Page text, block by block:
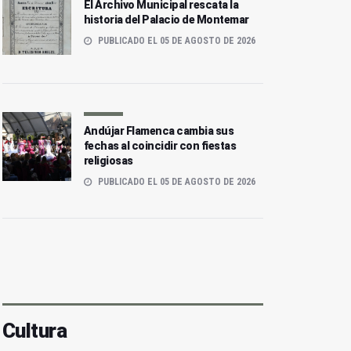
El Archivo Municipal rescata la
historia del Palacio de Montemar
PUBLICADO EL 05 DE AGOSTO DE 2026
Andújar Flamenca cambia sus
fechas al coincidir con fiestas
religiosas
PUBLICADO EL 05 DE AGOSTO DE 2026
Cultura